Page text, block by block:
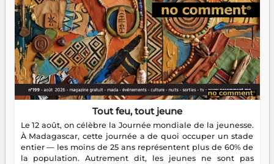
Tout feu, tout jeune
Le 12 août, on célèbre la Journée mondiale de la jeunesse.
À Madagascar, cette journée a de quoi occuper un stade
entier — les moins de 25 ans représentent plus de 60% de
la population. Autrement dit, les jeunes ne sont pas